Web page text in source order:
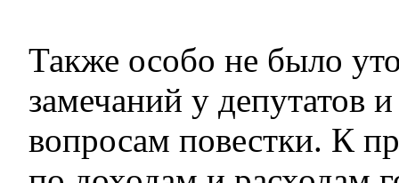
Также особо не было
замечаний у депутатов
вопросам повестки. К